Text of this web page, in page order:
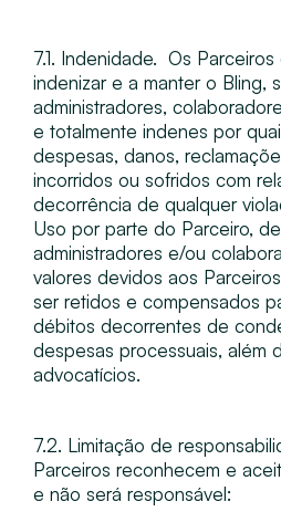
7.1. Indenidade​. ​ Os
indenizar e a manter o Bling,
administradores,
e totalmente indenes por
despesas, danos,
incorridos ou sofridos com
decorrência de qualquer
Uso por parte do Parceiro,
administradores e/ou
valores devidos aos
ser retidos e compensados
débitos decorrentes de
despesas processuais, além
advocatícios.
7.2. Limitação de
Parceiros reconhecem e
e não será responsável: